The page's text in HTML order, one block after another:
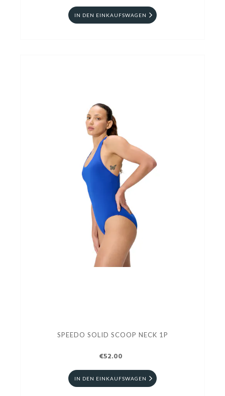
IN DEN EINKAUFSWAGEN
SPEEDO SOLID SCOOP NECK 1P
€52.00
IN DEN EINKAUFSWAGEN